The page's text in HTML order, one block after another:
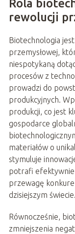
Rola
rewolucji
Biotechnologia
przemysłowej,
niespotykaną
procesów z
prowadzi do
produkcyjnych.
produkcji, co jest
gospodarce
materiałów o
stymuluje
potrafi efektywnie
przewagę
dzisiejszym świecie.
Równocześnie,
zmniejszenia